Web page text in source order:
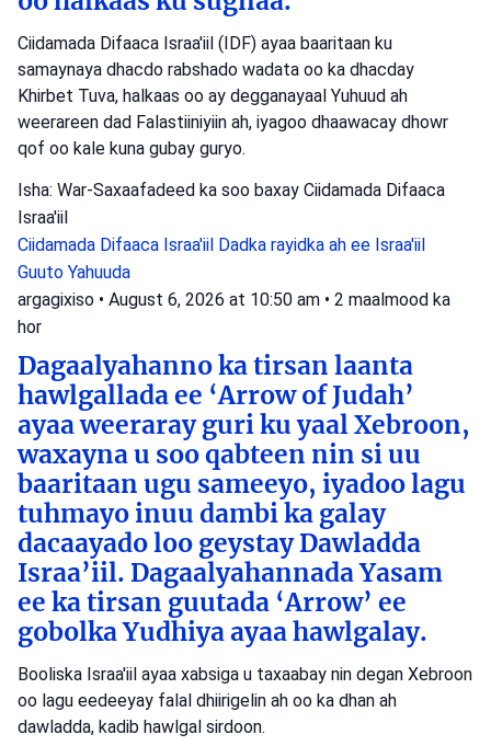
Ciidamada Difaaca Israa'iil (IDF) ayaa baaritaan ku
samaynaya dhacdo rabshado wadata oo ka dhacday
Khirbet Tuva, halkaas oo ay degganayaal Yuhuud ah
weerareen dad Falastiiniyiin ah, iyagoo dhaawacay dhowr
qof oo kale kuna gubay guryo.
Isha: War-Saxaafadeed ka soo baxay Ciidamada Difaaca
Israa'iil
Ciidamada Difaaca Israa'iil Dadka rayidka ah ee Israa'iil
Guuto Yahuuda
argagixiso • August 6, 2026 at 10:50 am • 2 maalmood ka
hor
Dagaalyahanno ka tirsan laanta
hawlgallada ee ‘Arrow of Judah’
ayaa weeraray guri ku yaal Xebroon,
waxayna u soo qabteen nin si uu
baaritaan ugu sameeyo, iyadoo lagu
tuhmayo inuu dambi ka galay
dacaayado loo geystay Dawladda
Israa’iil. Dagaalyahannada Yasam
ee ka tirsan guutada ‘Arrow’ ee
gobolka Yudhiya ayaa hawlgalay.
Booliska Israa'iil ayaa xabsiga u taxaabay nin degan Xebroon
oo lagu eedeeyay falal dhiirigelin ah oo ka dhan ah
dawladda, kadib hawlgal sirdoon.